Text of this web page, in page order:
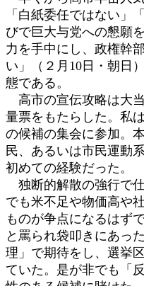
「白紙委任ではない」
びで巨大与党への懇願
力を手中にし、政権幹
い」（２月10日・朝日
態である。
高市の宣伝攻略は大
量票をもたらした。私
の候補の集会に参加。
民、あるいは市民運動
初めての経験だった。
独断的解散の強行で
でも米不足や物価高や
ものが争点になるはず
と罵られ袋叩きにあっ
理」で期待をし、選挙
ていた。是が非でも「